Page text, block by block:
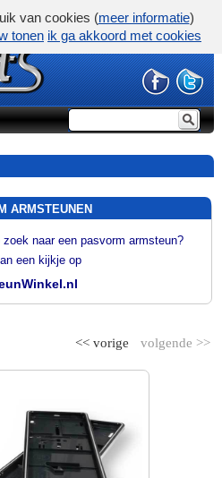
ARMSTEUNEN
naar een pasvorm armsteun?
een kijkje op
volgende >>
<< vorige
van cookies (meer informatie)
tonen ik ga akkoord met cookies